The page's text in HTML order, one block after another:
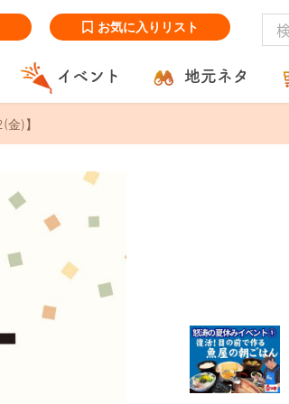
お気に入りリスト
イベント 地元ネタ
)】